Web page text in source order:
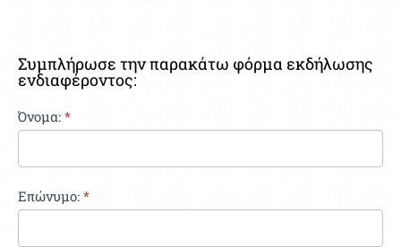
Συμπλήρωσε την παρακάτω φόρμα εκδήλωσης
ενδιαφέροντος:
Contact
(Franchise)
Όνομα: *
Επώνυμο: *
If
you
are
leave